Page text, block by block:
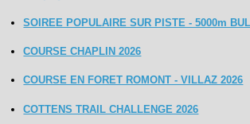
SOIREE POPULAIRE SUR PISTE - 5000m
COURSE CHAPLIN 2026
COURSE EN FORET ROMONT - VILLAZ 2026
COTTENS TRAIL CHALLENGE 2026